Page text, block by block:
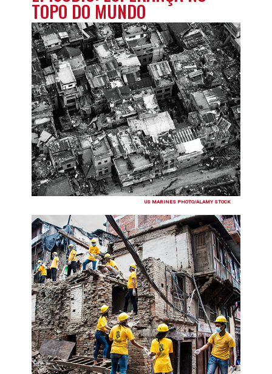
TOPO DO MUNDO
US MARINES PHOTO/ALAMY STOCK